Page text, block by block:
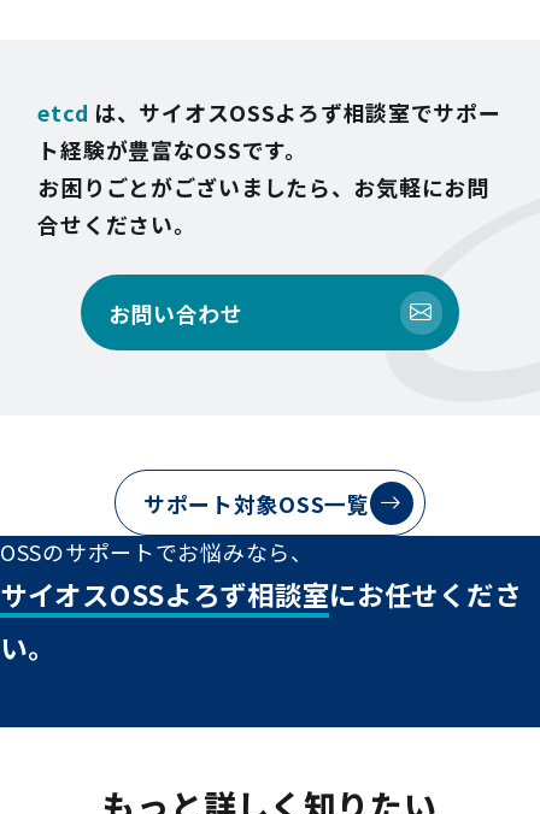
etcd は、サイオスOSSよろず相談室でサポー
ト経験が豊富なOSSです。
お困りごとがございましたら、お気軽にお問
合せください。
お問い合わせ
サポート対象OSS一覧
OSSのサポートでお悩みなら、
サイオスOSSよろず相談室にお任せくださ
い。